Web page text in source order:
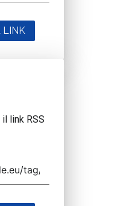
LINK
link RSS